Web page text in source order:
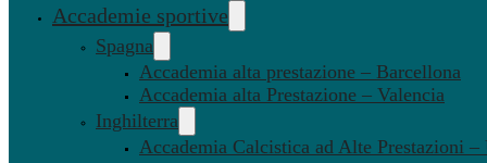
Accademie sportive
Spagna
Accademia alta prestazione – Barcellona
Accademia alta Prestazione – Valencia
Inghilterra
Accademia Calcistica ad Alte Prestazioni